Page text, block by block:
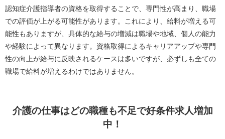
認知症介護指導者の資格を取得することで、専門性が高まり、職場
での評価が上がる可能性があります。これにより、給料が増える可
能性もありますが、具体的な給与の増減は職場や地域、個人の能力
や経験によって異なります。資格取得によるキャリアアップや専門
性の向上が給与に反映されるケースは多いですが、必ずしも全ての
職場で給料が増えるわけではありません。
介護の仕事はどの職種も不足で好条件求人増加
中！